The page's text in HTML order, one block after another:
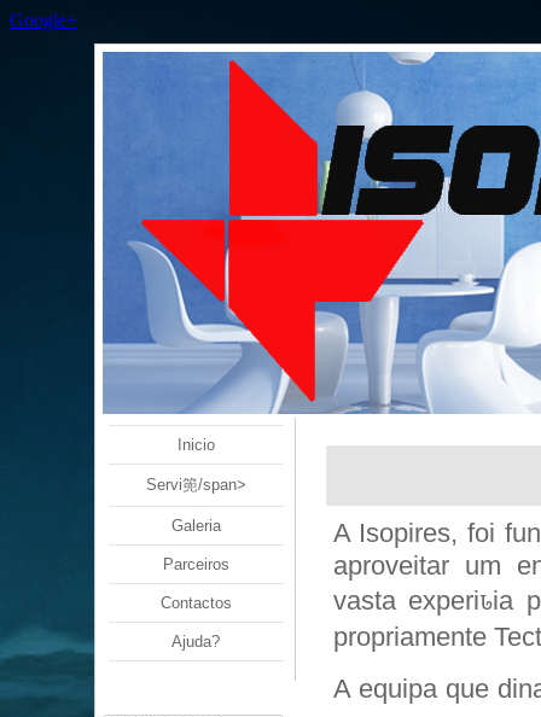
Google+
Inicio
Servi篼/span>
Galeria
Parceiros
Contactos
Ajuda?
A Isopires, foi
aproveitar um
vasta experiꮣia
propriamente
A equipa que